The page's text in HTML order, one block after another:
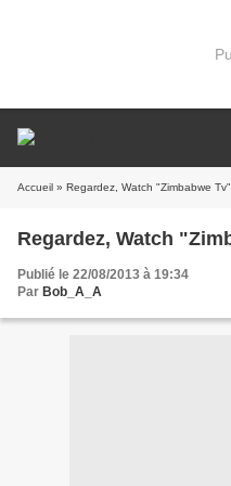
Accueil » Regardez, Watch "Zimbabwe
Regardez, Watch
Publié le 22/08/2013 à 19:34
Par Bob_A_A